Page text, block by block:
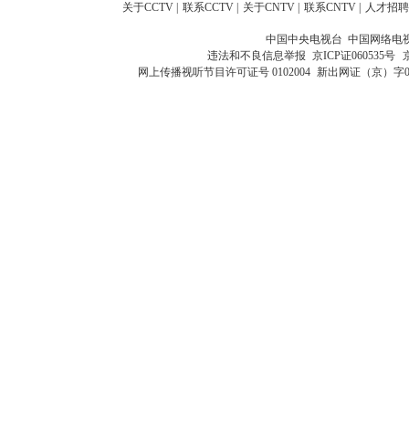
关于CCTV 联系CCTV 关于CNTV 联系CNTV 人才招聘
中国中央电视台 中国网络电
违法和不良信息举报 京ICP证060535号
网上传播视听节目许可证号 0102004 新出网证（京）